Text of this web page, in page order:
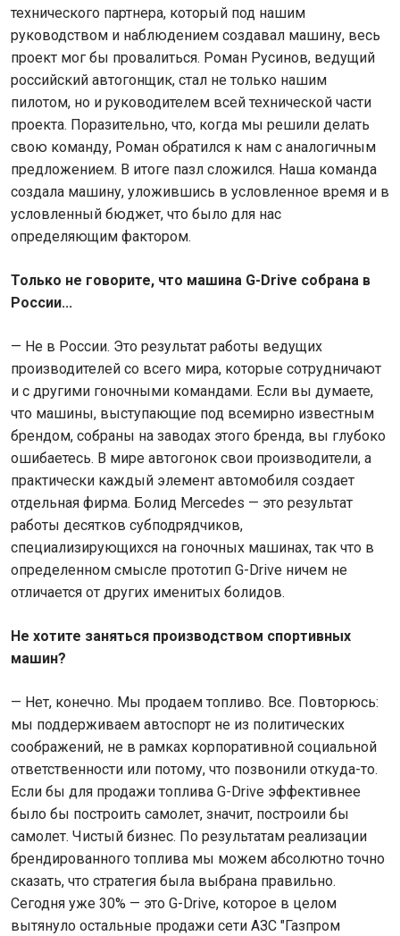
технического партнера, который под нашим
руководством и наблюдением создавал машину, весь
проект мог бы провалиться. Роман Русинов, ведущий
российский автогонщик, стал не только нашим
пилотом, но и руководителем всей технической части
проекта. Поразительно, что, когда мы решили делать
свою команду, Роман обратился к нам с аналогичным
предложением. В итоге пазл сложился. Наша команда
создала машину, уложившись в условленное время и в
условленный бюджет, что было для нас
определяющим фактором.
Только не говорите, что машина G-Drive собрана в
России...
— Не в России. Это результат работы ведущих
производителей со всего мира, которые сотрудничают
и с другими гоночными командами. Если вы думаете,
что машины, выступающие под всемирно известным
брендом, собраны на заводах этого бренда, вы глубоко
ошибаетесь. В мире автогонок свои производители, а
практически каждый элемент автомобиля создает
отдельная фирма. Болид Mercedes — это результат
работы десятков субподрядчиков,
специализирующихся на гоночных машинах, так что в
определенном смысле прототип G-Drive ничем не
отличается от других именитых болидов.
Не хотите заняться производством спортивных
машин?
— Нет, конечно. Мы продаем топливо. Все. Повторюсь:
мы поддерживаем автоспорт не из политических
соображений, не в рамках корпоративной социальной
ответственности или потому, что позвонили откуда-то.
Если бы для продажи топлива G-Drive эффективнее
было бы построить самолет, значит, построили бы
самолет. Чистый бизнес. По результатам реализации
брендированного топлива мы можем абсолютно точно
сказать, что стратегия была выбрана правильно.
Сегодня уже 30% — это G-Drive, которое в целом
вытянуло остальные продажи сети АЗС "Газпром